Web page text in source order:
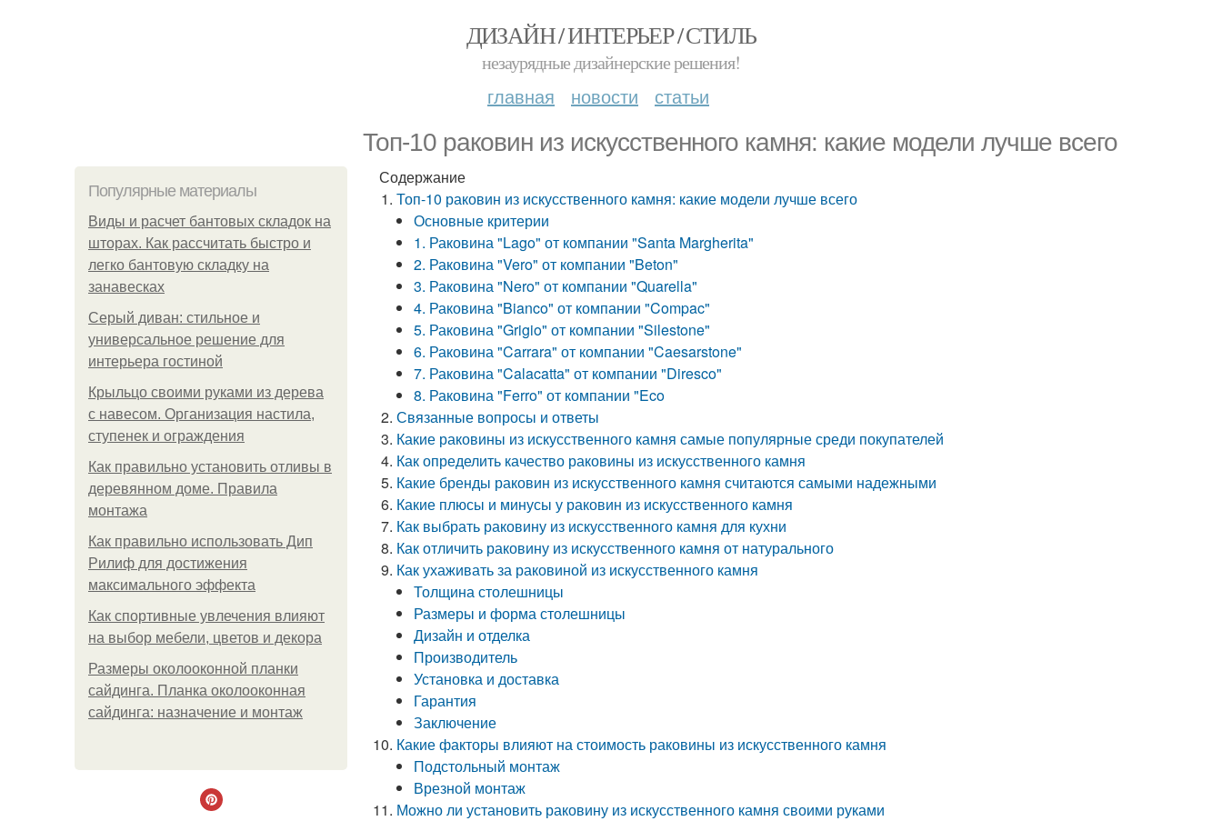
ДИЗАЙН / ИНТЕРЬЕР / СТИЛЬ
незаурядные дизайнерские решения!
главная новости статьи
Топ-10 раковин из искусственного камня: какие модели лучше всего
Популярные материалы
Виды и расчет бантовых складок на
шторах. Как рассчитать быстро и
легко бантовую складку на
занавесках
Серый диван: стильное и
универсальное решение для
интерьера гостиной
Крыльцо своими руками из дерева
с навесом. Организация настила,
ступенек и ограждения
Как правильно установить отливы в
деревянном доме. Правила
монтажа
Как правильно использовать Дип
Рилиф для достижения
максимального эффекта
Как спортивные увлечения влияют
на выбор мебели, цветов и декора
Размеры околооконной планки
сайдинга. Планка околооконная
сайдинга: назначение и монтаж
Содержание
Топ-10 раковин из искусственного камня: какие модели лучше всего
Основные критерии
1. Раковина "Lago" от компании "Santa Margherita"
2. Раковина "Vero" от компании "Beton"
3. Раковина "Nero" от компании "Quarella"
4. Раковина "Bianco" от компании "Compac"
5. Раковина "Grigio" от компании "Silestone"
6. Раковина "Carrara" от компании "Caesarstone"
7. Раковина "Calacatta" от компании "Diresco"
8. Раковина "Ferro" от компании "Eco
Связанные вопросы и ответы
Какие раковины из искусственного камня самые популярные среди покупателей
Как определить качество раковины из искусственного камня
Какие бренды раковин из искусственного камня считаются самыми надежными
Какие плюсы и минусы у раковин из искусственного камня
Как выбрать раковину из искусственного камня для кухни
Как отличить раковину из искусственного камня от натурального
Как ухаживать за раковиной из искусственного камня
Толщина столешницы
Размеры и форма столешницы
Дизайн и отделка
Производитель
Установка и доставка
Гарантия
Заключение
Какие факторы влияют на стоимость раковины из искусственного камня
Подстольный монтаж
Врезной монтаж
Можно ли установить раковину из искусственного камня своими руками